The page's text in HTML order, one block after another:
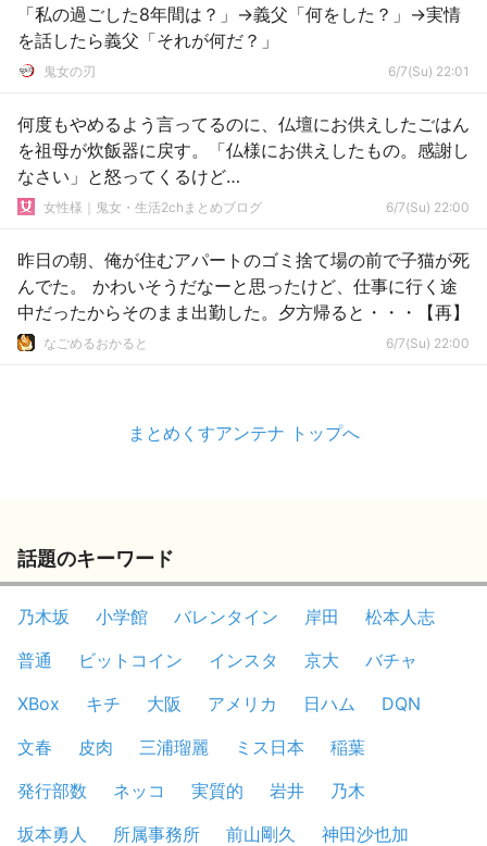
「私の過ごした8年間は？」→義父「何をした？」→実情
を話したら義父「それが何だ？」
鬼女の刃 6/7(Su) 22:01
何度もやめるよう言ってるのに、仏壇にお供えしたごはん
を祖母が炊飯器に戻す。「仏様にお供えしたもの。感謝し
なさい」と怒ってくるけど…
女性様｜鬼女・生活2chまとめブログ 6/7(Su) 22:00
昨日の朝、俺が住むアパートのゴミ捨て場の前で子猫が死
んでた。 かわいそうだなーと思ったけど、仕事に行く途
中だったからそのまま出勤した。夕方帰ると・・・【再】
なごめるおかると 6/7(Su) 22:00
まとめくすアンテナ トップへ
話題のキーワード
乃木坂 小学館 バレンタイン 岸田
松本人志
普通
ビットコイン インスタ 京大
バチャ
XBox
キチ 大阪 アメリカ 日ハム
DQN
文春
皮肉 三浦瑠麗 ミス日本
稲葉
発行部数
ネッコ 実質的 岩井
乃木
坂本勇人
所属事務所 前山剛久
神田沙也加